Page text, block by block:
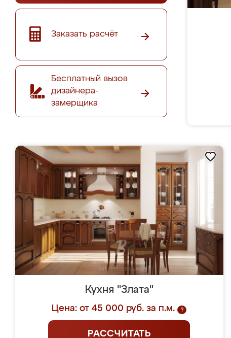
Заказать расчёт
Бесплатный вызов
дизайнера-
замерщика
Кухня "Злата"
Цена: от 45 000 руб. за п.м. ?
РАССЧИТАТЬ